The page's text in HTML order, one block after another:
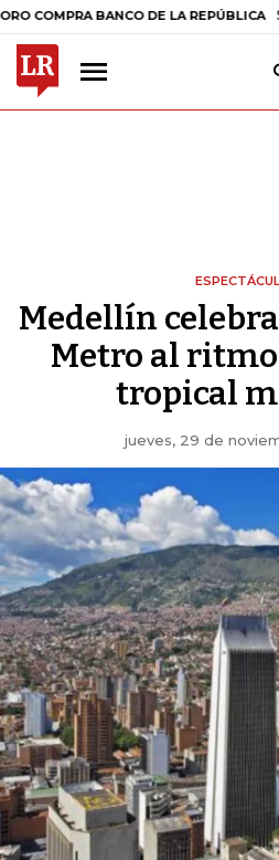
BANCO DE LA REPÚBLICA $
Medellín
Metro al
tropical
jueves, 29 de